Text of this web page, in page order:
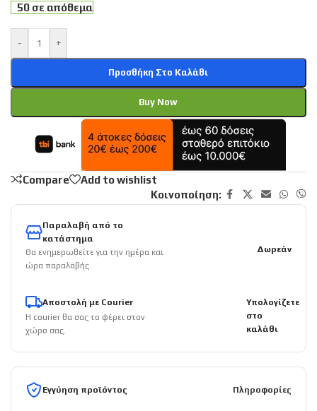
50 σε απόθεμα
- +
Προσθήκη Στο Καλάθι
Buy Now
Compare
Add to wishlist
Κοινοποίηση:
Παραλαβή από το
κατάστημα
Θα ενημερωθείτε για την ημέρα και
ώρα παραλαβής.
Δωρεάν
Αποστολή με Courier
Η courier θα σας το φέρει στον
χώρο σας.
Υπολογίζετε
στο
καλάθι
Εγγύηση προϊόντος Πληροφορίες